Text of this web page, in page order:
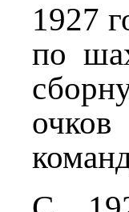
1927
по